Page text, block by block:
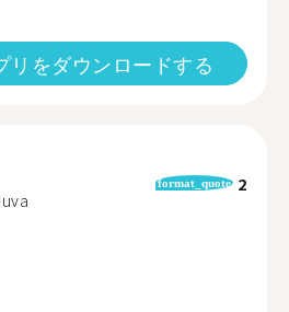
リをダウンロードする
format_quote 2